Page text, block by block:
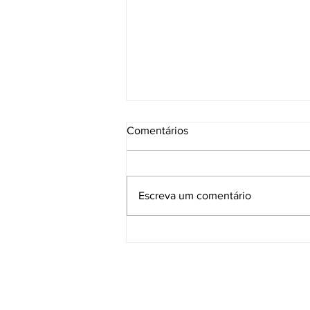
Comentários
Escreva um comentário